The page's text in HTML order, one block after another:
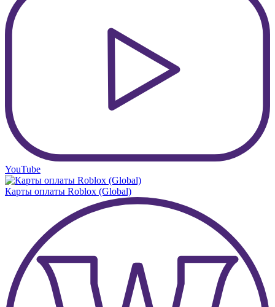
YouTube
Карты оплаты Roblox (Global)